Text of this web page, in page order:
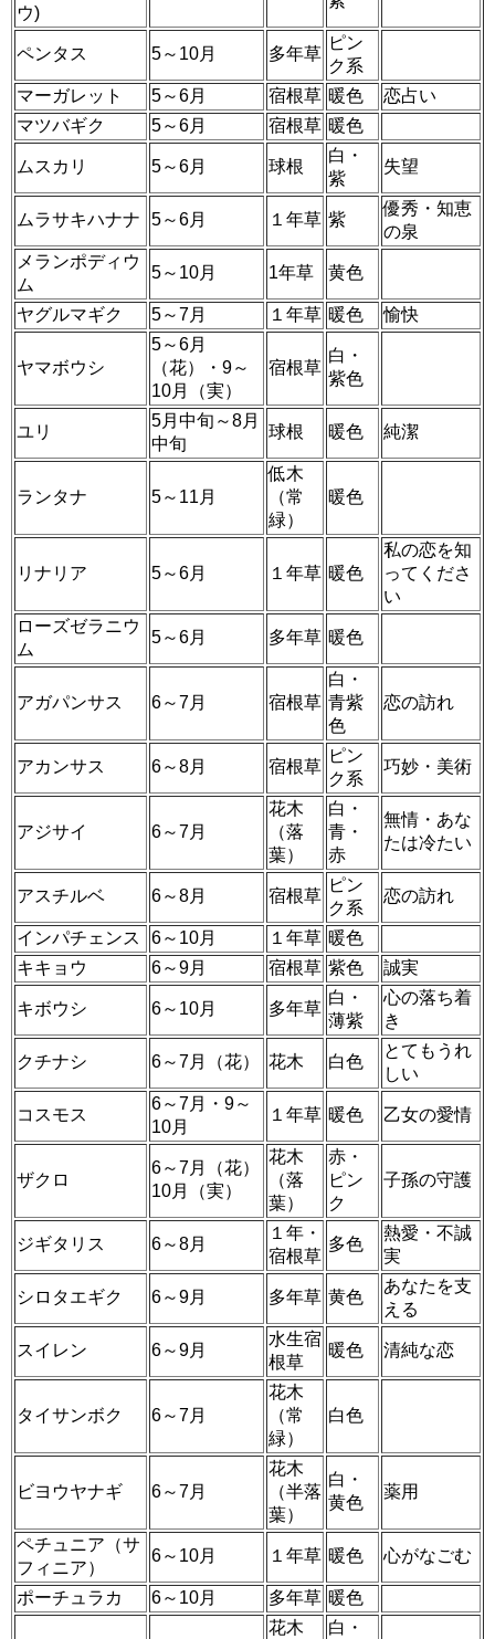
ウ)
ペンタス 5～10月 多年草
ピン
ク系
マーガレット
5～6月 宿根草 暖色
恋占い
マツバギク
5～6月 宿根草 暖色
ムスカリ 5～6月 球根
白・
紫
失望
ムラサキハナナ 5～6月 １年草 紫
優秀・知恵
の泉
メランポディウ
ム
5～10月 1年草 黄色
ヤグルマギク 5～7月 １年草 暖色 愉快
ヤマボウシ
5～6月
（花）・9～
10月（実）
宿根草
白・
紫色
ユリ
5月中旬～8月
中旬
球根 暖色 純潔
ランタナ 5～11月
低木
（常
緑）
暖色
リナリア 5～6月 １年草 暖色
私の恋を知
ってくださ
い
ローズゼラニウ
ム
5～6月 多年草 暖色
アガパンサス 6～7月 宿根草
白・
青紫
色
恋の訪れ
アカンサス 6～8月 宿根草
ピン
ク系
巧妙・美術
アジサイ 6～7月
花木
（落
葉）
白・
青・
赤
無情・あな
たは冷たい
アスチルベ 6～8月 宿根草
ピン
ク系
恋の訪れ
インパチェンス 6～10月 １年草 暖色
キキョウ
6～9月 宿根草 紫色 誠実
キボウシ 6～10月 多年草
白・
薄紫
心の落ち着
き
クチナシ 6～7月（花） 花木 白色
とてもうれ
しい
コスモス
6～7月・9～
10月
１年草 暖色 乙女の愛情
ザクロ
6～7月（花）
10月（実）
花木
（落
葉）
赤・
ピン
ク
子孫の守護
ジギタリス 6～8月
１年・
宿根草
多色
熱愛・不誠
実
シロタエギク 6～9月 多年草 黄色
あなたを支
える
スイレン 6～9月
水生宿
根草
暖色 清純な恋
タイサンボク 6～7月
花木
（常
緑）
白色
ビヨウヤナギ 6～7月
花木
（半落
葉）
白・
黄色
薬用
ペチュニア（サ
フィニア）
6～10月 １年草 暖色 心がなごむ
ポーチュラカ 6～10月 多年草 暖色
花木
白・